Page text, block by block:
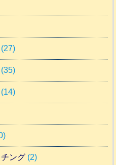
(27)
(35)
(14)
ング (2)